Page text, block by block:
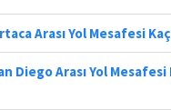
Arası Yol Mesafesi
Diego Arası Yol Mesafesi